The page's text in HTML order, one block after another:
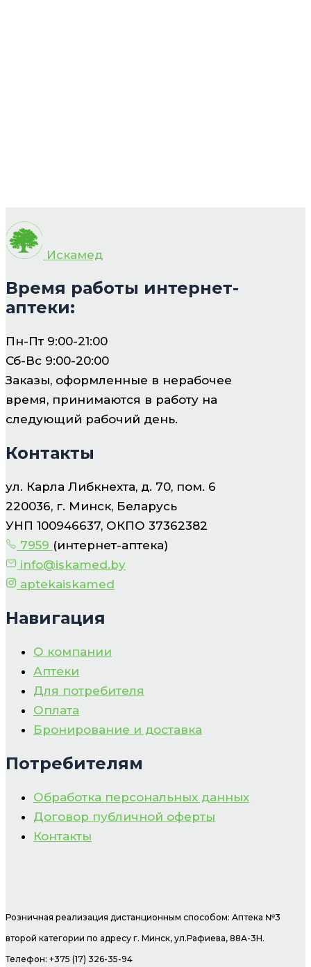
Искамед
Время работы интернет-
аптеки:
Пн-Пт 9:00-21:00
Сб-Вс 9:00-20:00
Заказы, оформленные в нерабочее
время, принимаются в работу на
следующий рабочий день.
Контакты
ул. Карла Либкнехта, д. 70, пом. 6
220036, г. Минск, Беларусь
УНП 100946637, ОКПО 37362382
7959 (интернет-аптека)
info@iskamed.by
aptekaiskamed
Навигация
О компании
Аптеки
Для потребителя
Оплата
Бронирование и доставка
Потребителям
Обработка персональных данных
Договор публичной оферты
Контакты
Розничная реализация дистанционным способом: Аптека №3
второй категории по адресу г. Минск, ул.Рафиева, 88А-3Н.
Телефон: +375 (17) 326-35-94